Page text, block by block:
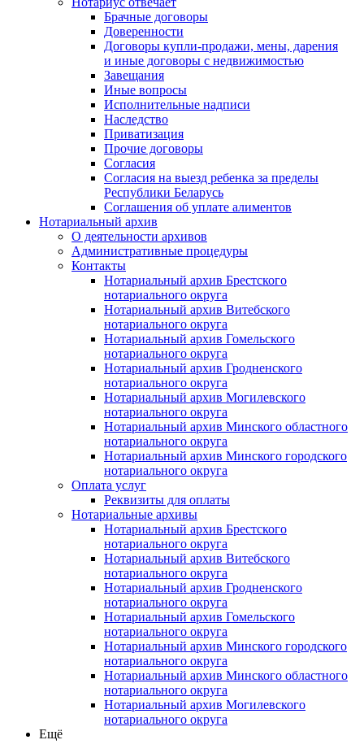
Брачные договоры
Доверенности
Договоры купли-продажи, мены, дарения
и иные договоры с недвижимостью
Завещания
Иные вопросы
Исполнительные надписи
Наследство
Приватизация
Прочие договоры
Согласия
Согласия на выезд ребенка за пределы
Республики Беларусь
Соглашения об уплате алиментов
Нотариальный архив
О деятельности архивов
Административные процедуры
Контакты
Нотариальный архив Брестского
нотариального округа
Нотариальный архив Витебского
нотариального округа
Нотариальный архив Гомельского
нотариального округа
Нотариальный архив Гродненского
нотариального округа
Нотариальный архив Могилевского
нотариального округа
Нотариальный архив Минского областного
нотариального округа
Нотариальный архив Минского городского
нотариального округа
Оплата услуг
Реквизиты для оплаты
Нотариальные архивы
Нотариальный архив Брестского
нотариального округа
Нотариальный архив Витебского
нотариального округа
Нотариальный архив Гродненского
нотариального округа
Нотариальный архив Гомельского
нотариального округа
Нотариальный архив Минского городского
нотариального округа
Нотариальный архив Минского областного
нотариального округа
Нотариальный архив Могилевского
нотариального округа
Ещё